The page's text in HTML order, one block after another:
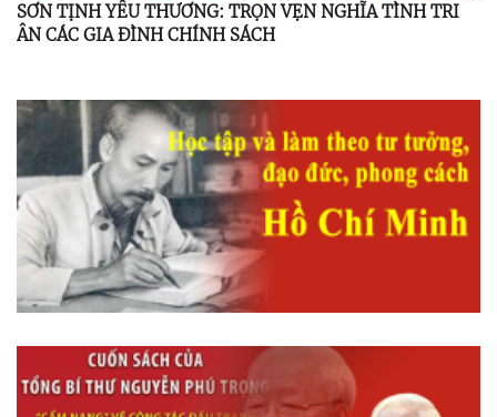
SƠN TỊNH YÊU THƯƠNG: TRỌN VẸN NGHĨA TÌNH TRI
ÂN CÁC GIA ĐÌNH CHÍNH SÁCH